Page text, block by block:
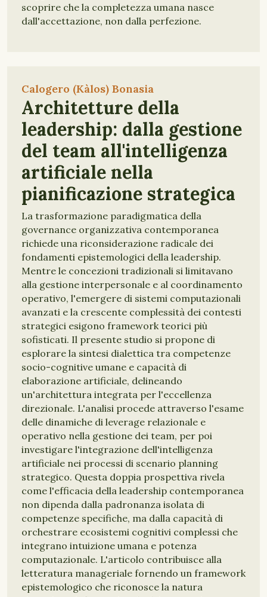
scoprire che la completezza umana nasce
dall'accettazione, non dalla perfezione.
Calogero (Kàlos) Bonasia
Architetture della
leadership: dalla gestione
del team all'intelligenza
artificiale nella
pianificazione strategica
La trasformazione paradigmatica della
governance organizzativa contemporanea
richiede una riconsiderazione radicale dei
fondamenti epistemologici della leadership.
Mentre le concezioni tradizionali si limitavano
alla gestione interpersonale e al coordinamento
operativo, l'emergere di sistemi computazionali
avanzati e la crescente complessità dei contesti
strategici esigono framework teorici più
sofisticati. Il presente studio si propone di
esplorare la sintesi dialettica tra competenze
socio-cognitive umane e capacità di
elaborazione artificiale, delineando
un'architettura integrata per l'eccellenza
direzionale. L'analisi procede attraverso l'esame
delle dinamiche di leverage relazionale e
operativo nella gestione dei team, per poi
investigare l'integrazione dell'intelligenza
artificiale nei processi di scenario planning
strategico. Questa doppia prospettiva rivela
come l'efficacia della leadership contemporanea
non dipenda dalla padronanza isolata di
competenze specifiche, ma dalla capacità di
orchestrare ecosistemi cognitivi complessi che
integrano intuizione umana e potenza
computazionale. L'articolo contribuisce alla
letteratura manageriale fornendo un framework
epistemologico che riconosce la natura